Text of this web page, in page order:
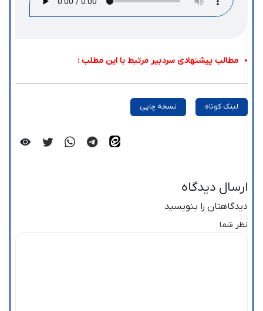
مطالب پیشنهادی سردبیر مرتبط با این مطلب :
لینک کوتاه نسخه چاپی
ارسال دیدگاه
دیدگاهتان را بنویسید
نظر شما